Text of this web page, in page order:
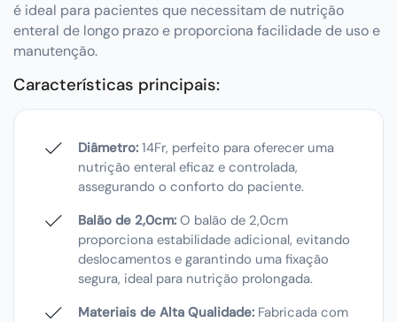
é ideal para pacientes que necessitam de nutrição
enteral de longo prazo e proporciona facilidade de uso e
manutenção.
Características principais:
Diâmetro: 14Fr, perfeito para oferecer uma
nutrição enteral eficaz e controlada,
assegurando o conforto do paciente.
Balão de 2,0cm: O balão de 2,0cm
proporciona estabilidade adicional, evitando
deslocamentos e garantindo uma fixação
segura, ideal para nutrição prolongada.
Materiais de Alta Qualidade: Fabricada com